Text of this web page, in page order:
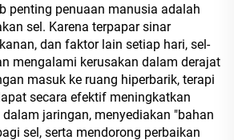
penting penuaan manusia adalah
sel. Karena terpapar sinar
dan faktor lain setiap hari, sel-
mengalami kerusakan dalam derajat
masuk ke ruang hiperbarik, terapi
secara efektif meningkatkan
jaringan, menyediakan "bahan
sel, serta mendorong perbaikan